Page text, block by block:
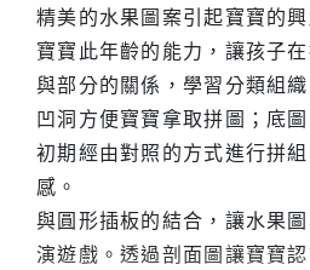
精美的水果圖案引起寶寶的
寶寶此年齡的能力，讓孩子
與部分的關係，學習分類組
凹洞方便寶寶拿取拼圖；底
初期經由對照的方式進行拼
感。
與圓形插板的結合，讓水果
演遊戲。透過剖面圖讓寶寶